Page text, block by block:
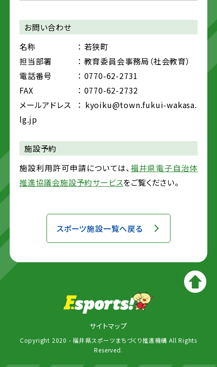
お問い合わせ
名称
： 若狭町
担当部署
： 教育委員会事務局（社会教育）
電話番号
： 0770-62-2731
FAX
： 0770-62-2732
メールアドレス
： kyoiku@town.fukui-wakasa.
lg.jp
施設予約
施設利用許可申請については、福井県電子自治体
推進協議会施設予約サービスをご覧ください。
スポーツ施設一覧へ戻る
サイトマップ
Copyright 2020 - 福井県スポーツまちづくり推進機構 All Rights
Reserved.